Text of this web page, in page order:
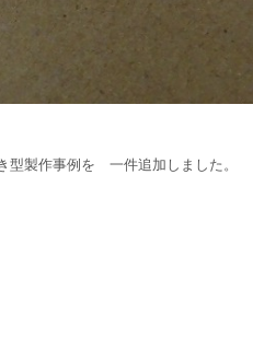
型製作事例を 一件追加しました。